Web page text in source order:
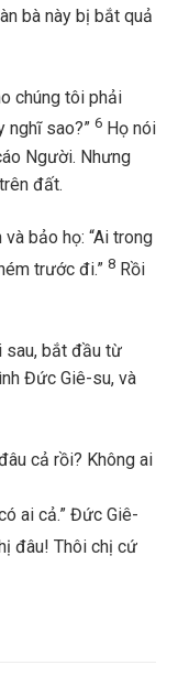
bà này bị bắt quả
chúng tôi phải
nghĩ sao?” 6 Họ nói
Người. Nhưng
đất.
bảo họ: “Ai trong
trước đi.” 8 Rồi
sau, bắt đầu từ
Đức Giê-su, và
cả rồi? Không ai
ai cả.” Đức Giê-
đâu! Thôi chị cứ